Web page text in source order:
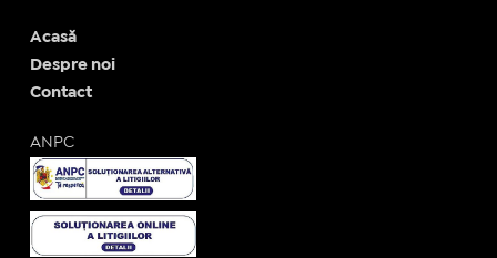
Acasă
Despre noi
Contact
ANPC